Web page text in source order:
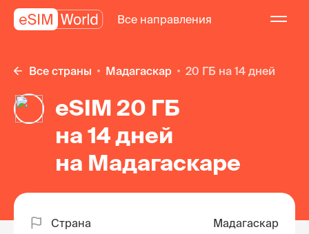
Все направления
Все страны Мадагаскар 20 ГБ на 14 дней
eSIM 20 ГБ
на 14 дней
на Мадагаскаре
Страна Мадагаскар